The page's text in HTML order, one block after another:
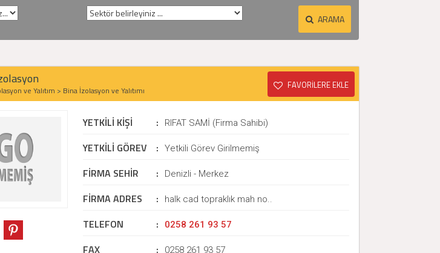
ARAMA
ve Yalıtım > Bina İzolasyon ve Yalıtımı FAVORİLERE EKLE
YETKİLİ KİŞİ : RIFAT SAMİ (Firma Sahibi)
YETKİLİ GÖREV : Yetkili Görev Girilmemiş
FİRMA SEHİR : Denizli - Merkez
FİRMA ADRES : halk cad topraklık mah no..
TELEFON : 0258 261 93 57
FAX : 0258 261 93 57